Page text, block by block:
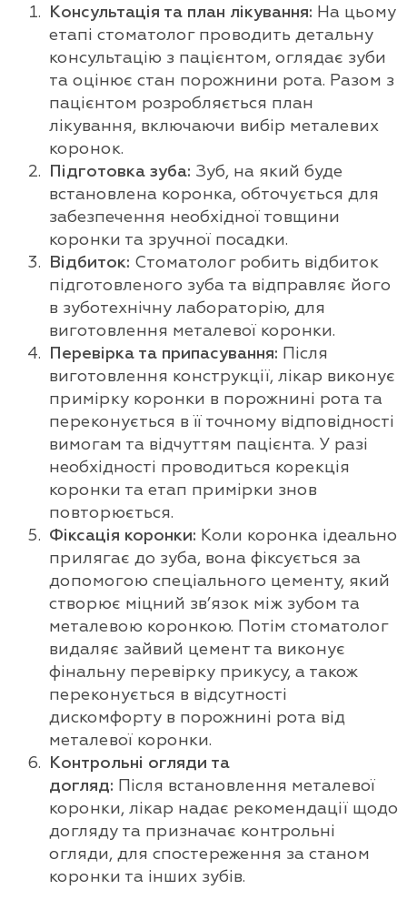
Консультація та план лікування: На цьому
етапі стоматолог проводить детальну
консультацію з пацієнтом, оглядає зуби
та оцінює стан порожнини рота. Разом з
пацієнтом розробляється план
лікування, включаючи вибір металевих
коронок.
Підготовка зуба: Зуб, на який буде
встановлена коронка, обточується для
забезпечення необхідної товщини
коронки та зручної посадки.
Відбиток: Стоматолог робить відбиток
підготовленого зуба та відправляє його
в зуботехнічну лабораторію, для
виготовлення металевої коронки.
Перевірка та припасування: Після
виготовлення конструкції, лікар виконує
примірку коронки в порожнині рота та
переконується в її точному відповідності
вимогам та відчуттям пацієнта. У разі
необхідності проводиться корекція
коронки та етап примірки знов
повторюється.
Фіксація коронки: Коли коронка ідеально
прилягає до зуба, вона фіксується за
допомогою спеціального цементу, який
створює міцний зв’язок між зубом та
металевою коронкою. Потім стоматолог
видаляє зайвий цемент та виконує
фінальну перевірку прикусу, а також
переконується в відсутності
дискомфорту в порожнині рота від
металевої коронки.
Контрольні огляди та
догляд: Після встановлення металевої
коронки, лікар надає рекомендації щодо
догляду та призначає контрольні
огляди, для спостереження за станом
коронки та інших зубів.
Зару Ліна Алієвна